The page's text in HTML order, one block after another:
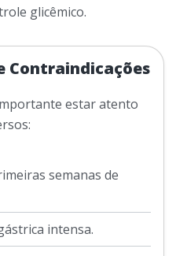
glicêmico.
Contraindicações
estar atento
semanas de
intensa.